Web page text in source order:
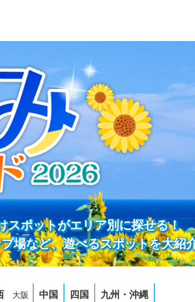
スポットがエリア別に探せる！
場など、遊べるスポットを大紹
大阪 中国 四国 九州・沖縄